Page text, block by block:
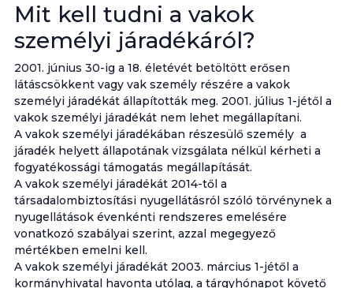
Mit kell tudni a vakok
személyi járadékáról?
2001. június 30-ig a 18. életévét betöltött erősen
látáscsökkent vagy vak személy részére a vakok
személyi járadékát állapították meg. 2001. július 1-jétől a
vakok személyi járadékát nem lehet megállapítani.
A vakok személyi járadékában részesülő személy a
járadék helyett állapotának vizsgálata nélkül kérheti a
fogyatékossági támogatás megállapítását.
A vakok személyi járadékát 2014-től a
társadalombiztosítási nyugellátásról szóló törvénynek a
nyugellátások évenkénti rendszeres emelésére
vonatkozó szabályai szerint, azzal megegyező
mértékben emelni kell.
A vakok személyi járadékát 2003. március 1-jétől a
kormányhivatal havonta utólag, a tárgyhónapot követő